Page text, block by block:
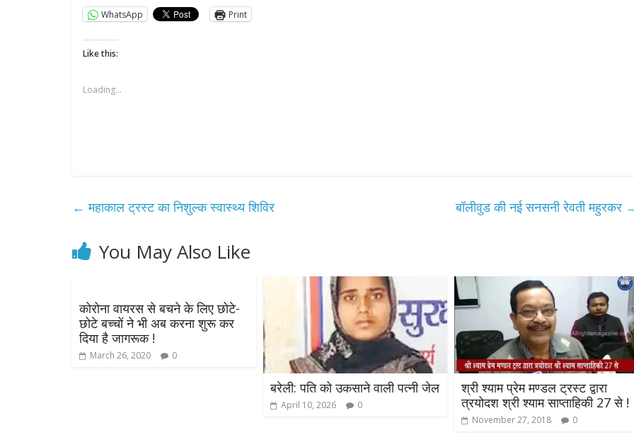
WhatsApp Print
Like this:
Loading...
← महाकाल ट्रस्ट का निशुल्क स्वास्थ्य शिविर बॉलीवुड की नई सनसनी रेवती महुरकर
You May Also Like
कोरोना वायरस से बचने के लिए छोटे-
छोटे बच्चों ने भी अब करना शुरू कर
दिया है जागरूक !
March 26, 2020 0
बरेली: पति को उकसाने वाली पत्नी जेल
April 10, 2026 0
श्री श्याम प्रेम मण्डल ट्रस्ट द्वारा
त्रयोदश श्री श्याम साप्ताहिकी 27 से !
November 27, 2018 0